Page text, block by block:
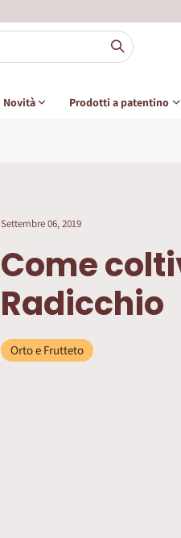
Novità Prodotti a patentino
Settembre 06, 2019
Come
Radicchio
Orto e Frutteto